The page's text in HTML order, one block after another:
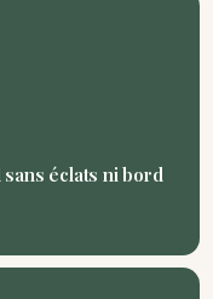
éclats ni bord